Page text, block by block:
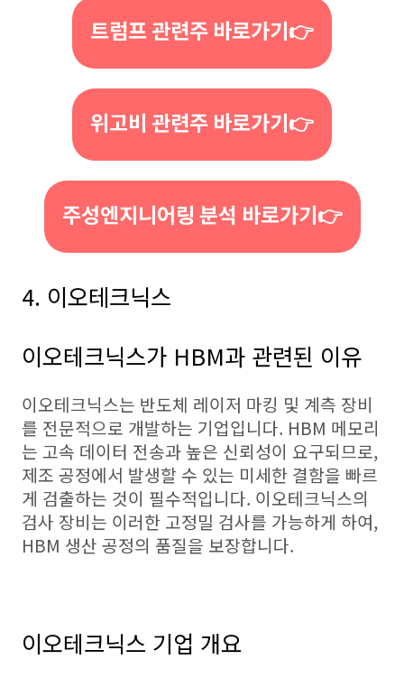
트럼프 관련주 바로가기👉
위고비 관련주 바로가기👉
주성엔지니어링 분석 바로가기👉
4. 이오테크닉스
이오테크닉스가 HBM과 관련된 이유
이오테크닉스는 반도체 레이저 마킹 및 계측 장비
를 전문적으로 개발하는 기업입니다. HBM 메모리
는 고속 데이터 전송과 높은 신뢰성이 요구되므로,
제조 공정에서 발생할 수 있는 미세한 결함을 빠르
게 검출하는 것이 필수적입니다. 이오테크닉스의
검사 장비는 이러한 고정밀 검사를 가능하게 하여,
HBM 생산 공정의 품질을 보장합니다.
이오테크닉스 기업 개요